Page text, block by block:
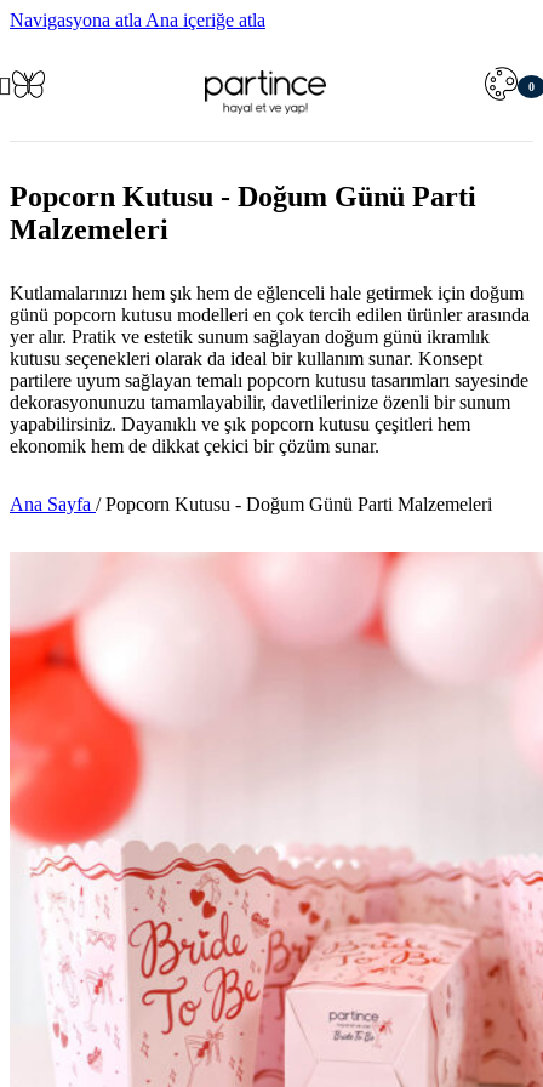
Navigasyona atla Ana içeriğe atla
0
Popcorn Kutusu - Doğum Günü Parti
Malzemeleri
Kutlamalarınızı hem şık hem de eğlenceli hale getirmek için doğum
günü popcorn kutusu modelleri en çok tercih edilen ürünler arasında
yer alır. Pratik ve estetik sunum sağlayan doğum günü ikramlık
kutusu seçenekleri olarak da ideal bir kullanım sunar. Konsept
partilere uyum sağlayan temalı popcorn kutusu tasarımları sayesinde
dekorasyonunuzu tamamlayabilir, davetlilerinize özenli bir sunum
yapabilirsiniz. Dayanıklı ve şık popcorn kutusu çeşitleri hem
ekonomik hem de dikkat çekici bir çözüm sunar.
Ana Sayfa / Popcorn Kutusu - Doğum Günü Parti Malzemeleri